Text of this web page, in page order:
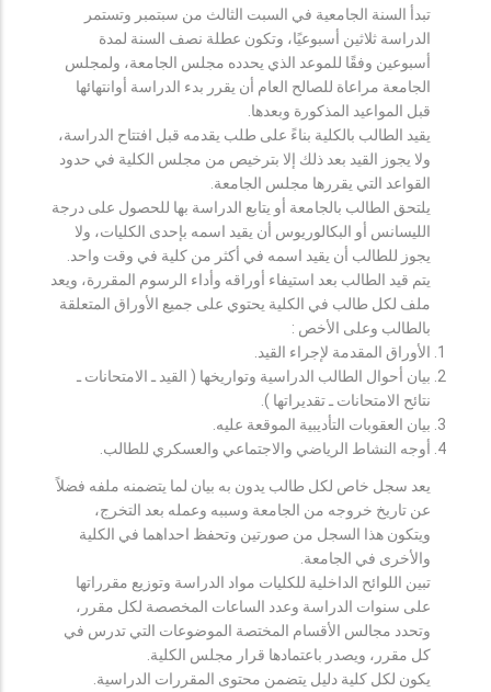
تبدأ السنة الجامعية في السبت الثالث من سبتمبر وتستمر
الدراسة ثلاثين أسبوعيًا، وتكون عطلة نصف السنة لمدة
أسبوعين وفقًا للموعد الذي يحدده مجلس الجامعة، ولمجلس
الجامعة مراعاة للصالح العام أن يقرر بدء الدراسة أوانتهائها
قبل المواعيد المذكورة وبعدها.
يقيد الطالب بالكلية بناءً على طلب يقدمه قبل افتتاح الدراسة،
ولا يجوز القيد بعد ذلك إلا بترخيص من مجلس الكلية في حدود
القواعد التي يقررها مجلس الجامعة.
يلتحق الطالب بالجامعة أو يتابع الدراسة بها للحصول على درجة
الليسانس أو البكالوريوس أن يقيد اسمه بإحدى الكليات، ولا
يجوز للطالب أن يقيد اسمه في أكثر من كلية في وقت واحد.
يتم قيد الطالب بعد استيفاء أوراقه وأداء الرسوم المقررة، ويعد
ملف لكل طالب في الكلية يحتوي على جميع الأوراق المتعلقة
بالطالب وعلى الأخص :
الأوراق المقدمة لإجراء القيد.
بيان أحوال الطالب الدراسية وتواريخها ( القيد ـ الامتحانات ـ
نتائح الامتحانات ـ تقديراتها ).
بيان العقوبات التأديبية الموقعة عليه.
أوجه النشاط الرياضي والاجتماعي والعسكري للطالب.
يعد سجل خاص لكل طالب يدون به بيان لما يتضمنه ملفه فضلاً
عن تاريخ خروجه من الجامعة وسببه وعمله بعد التخرج،
ويتكون هذا السجل من صورتين وتحفظ احداهما في الكلية
والأخرى في الجامعة.
تبين اللوائح الداخلية للكليات مواد الدراسة وتوزيع مقرراتها
على سنوات الدراسة وعدد الساعات المخصصة لكل مقرر،
وتحدد مجالس الأقسام المختصة الموضوعات التي تدرس في
كل مقرر، ويصدر باعتمادها قرار مجلس الكلية.
يكون لكل كلية دليل يتضمن محتوى المقررات الدراسية.